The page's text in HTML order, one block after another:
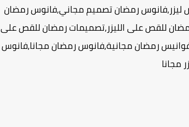
رمضان تصميم مجاني,فانوس رمضان
رمضان 2024,فوانيس رمضان للقص على الليزر,تصميمات رمضان للقص على
رمضان مجانية,فانوس رمضان مجانا,فانوس
مجانا